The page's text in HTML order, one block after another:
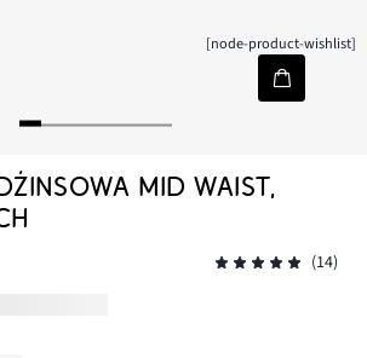
[node-product-wishlist]
MID WAIST,
(14)